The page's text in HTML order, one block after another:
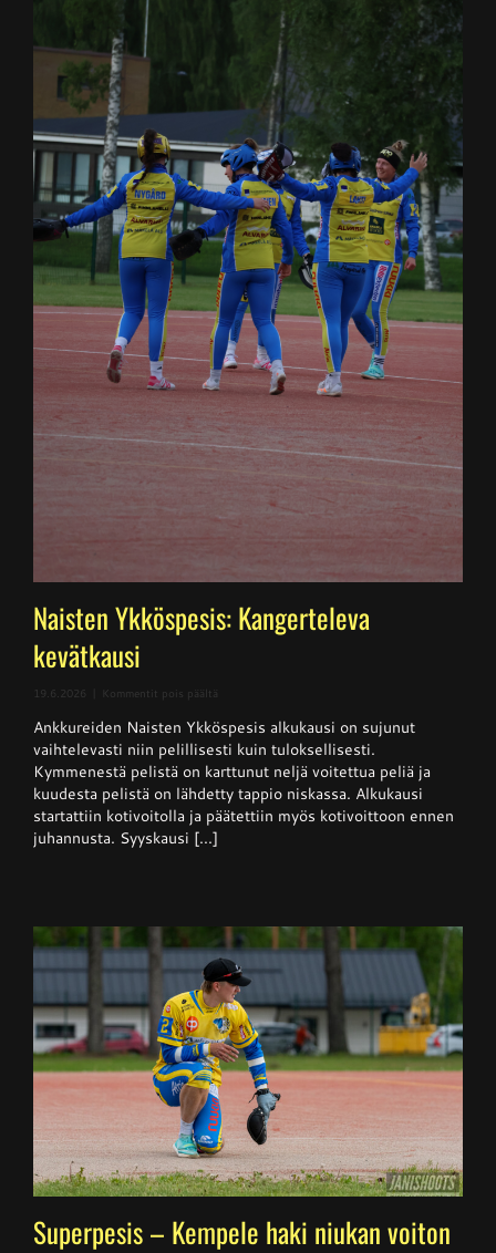
Naisten Ykköspesis: Kangerteleva
kevätkausi
19.6.2026 Kommentit pois päältä
Ykköspesis:
Kangerteleva
kevätkausi
Ankkureiden Naisten Ykköspesis alkukausi on sujunut
vaihtelevasti niin pelillisesti kuin tuloksellisesti.
Kymmenestä pelistä on karttunut neljä voitettua peliä ja
kuudesta pelistä on lähdetty tappio niskassa. Alkukausi
startattiin kotivoitolla ja päätettiin myös kotivoittoon ennen
juhannusta. Syyskausi [...]
Superpesis – Kempele haki niukan voiton